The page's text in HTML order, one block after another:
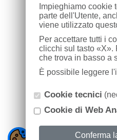
Impieghiamo
parte dell'Utente,
viene utilizzato
Per accettare tutti i
clicchi sul tasto «X».
che trova in basso a
È possibile leggere
Cookie tecnici
Cookie di Web
Conferma